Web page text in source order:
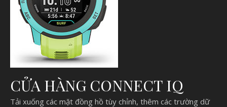
CỬA HÀNG CONNECT IQ
Tải xuống các mặt đồng hồ tùy chỉnh, thêm các trường dữ